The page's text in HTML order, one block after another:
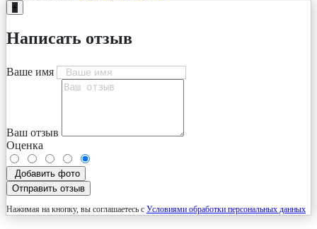
+
Написать отзыв
Ваше имя
Ваш отзыв
Оценка
Добавить фото
Отправить отзыв
Нажимая на кнопку, вы соглашаетесь с Условиями обработки персональных данных